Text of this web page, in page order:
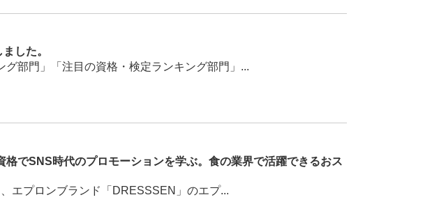
した。
部門」「注目の資格・検定ランキング部門」...
でSNS時代のプロモーションを学ぶ。食の業界で活躍できるおス
エプロンブランド「DRESSSEN」のエプ...